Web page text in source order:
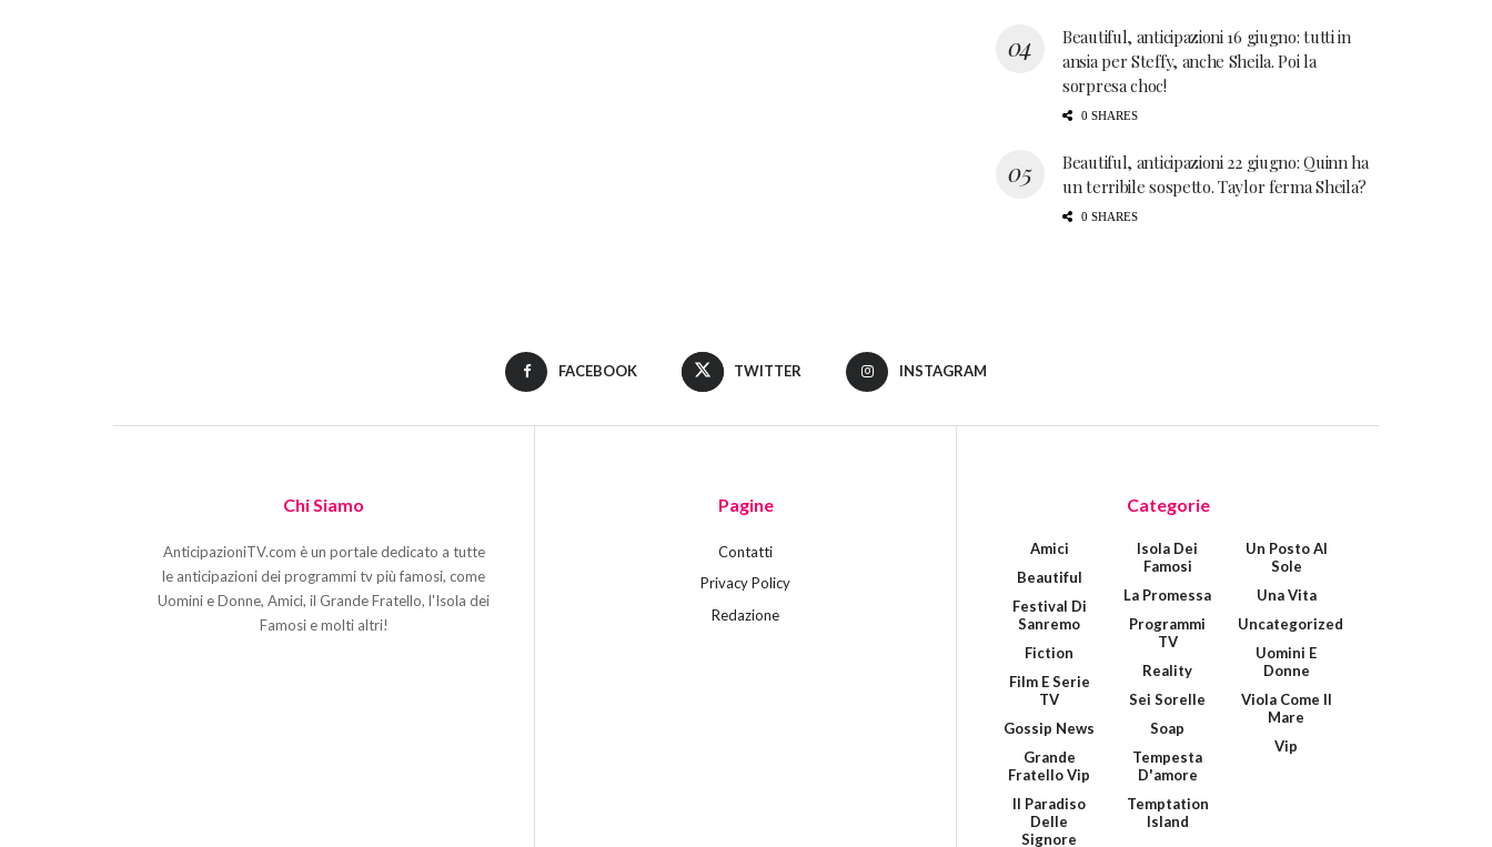
Beautiful, anticipazioni 16 giugno: tutti in
ansia per Steffy, anche Sheila. Poi la
sorpresa choc!
0 SHARES
Beautiful, anticipazioni 22 giugno: Quinn ha
un terribile sospetto. Taylor ferma Sheila?
0 SHARES
FACEBOOK TWITTER INSTAGRAM
Chi Siamo
AnticipazioniTV.com è un portale dedicato a tutte
le anticipazioni dei programmi tv più famosi, come
Uomini e Donne, Amici, il Grande Fratello, l'Isola dei
Famosi e molti altri!
Pagine
Contatti
Privacy Policy
Redazione
Categorie
Amici
Beautiful
Festival Di
Sanremo
Fiction
Film E Serie
TV
Gossip News
Grande
Fratello Vip
Il Paradiso
Delle
Signore
Isola Dei
Famosi
La Promessa
Programmi
TV
Reality
Sei Sorelle
Soap
Tempesta
D'amore
Temptation
Island
Un Posto Al
Sole
Una Vita
Uncategorized
Uomini E
Donne
Viola Come Il
Mare
Vip